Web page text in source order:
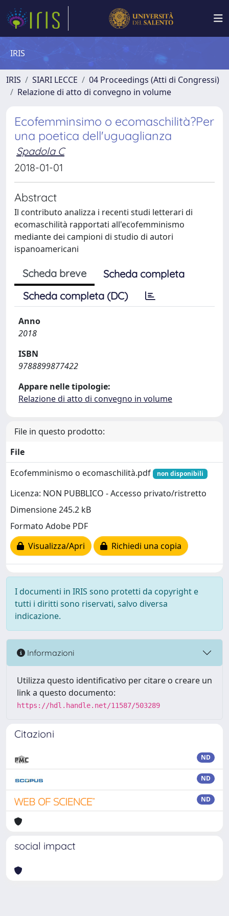
IRIS
IRIS SIARI LECCE
04 Proceedings (Atti di Congressi)
Relazione di atto di convegno in volume
Ecofemminsimo o ecomaschilità?Per
una poetica dell'uguaglianza
Spadola C
2018-01-01
Abstract
Il contributo analizza i recenti studi letterari di
ecomaschilità rapportati all'ecofemminismo
mediante dei campioni di studio di autori
ispanoamericani
Scheda breve
Scheda completa
Scheda completa (DC)
Anno
2018
ISBN
9788899877422
Appare nelle tipologie:
Relazione di atto di convegno in volume
File in questo prodotto:
File
Ecofemminismo o ecomaschilità.pdf
non disponibili
Licenza: NON PUBBLICO - Accesso privato/ristretto
Dimensione 245.2 kB
Formato Adobe PDF
Visualizza/Apri
Richiedi una copia
I documenti in IRIS sono protetti da copyright e
tutti i diritti sono riservati, salvo diversa
indicazione.
Informazioni
Utilizza questo identificativo per citare o creare un
link a questo documento:
https://hdl.handle.net/11587/503289
Citazioni
ND
ND
ND
social impact